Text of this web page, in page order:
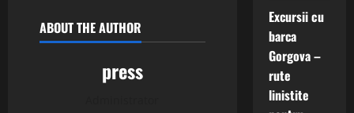
ABOUT THE AUTHOR
press
Excursii cu
barca
Gorgova –
rute
linistite